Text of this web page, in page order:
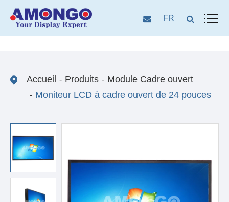
FR
Accueil Produits
Module Cadre ouvert
Moniteur LCD à cadre ouvert de 24 pouces